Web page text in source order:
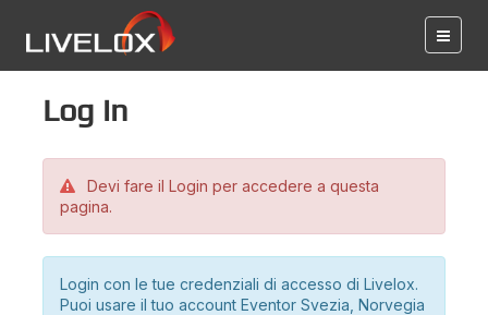
Log in
Devi fare il Login per accedere a questa
pagina.
Login con le tue credenziali di accesso di Livelox.
Puoi usare il tuo account Eventor Svezia, Norvegia